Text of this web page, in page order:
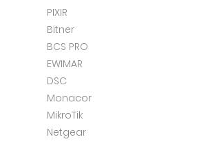
PIXIR
Bitner
BCS PRO
EWIMAR
DSC
Monacor
MikroTik
Netgear